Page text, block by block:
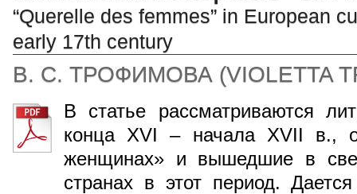
“Querelle des femmes” in European
early 17th century
В. С. ТРОФИМОВА (VIOLETTA
В статье рассматриваются
конца XVI – начала XVII в.,
женщинах» и вышедшие в
странах в этот период.